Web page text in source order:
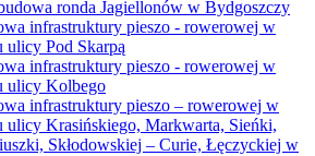
ronda Jagiellonów w Bydgoszczy
infrastruktury pieszo - rowerowej w
ulicy Pod Skarpą
infrastruktury pieszo - rowerowej w
ulicy Kolbego
infrastruktury pieszo – rowerowej w
ulicy Krasińskiego, Markwarta, Sieńki,
Skłodowskiej – Curie, Łęczyckiej w